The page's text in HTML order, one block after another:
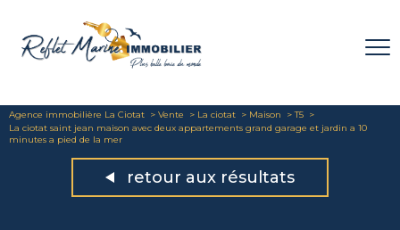
Agence immobilière La Ciotat Vente La ciotat Maison
T5
La ciotat saint jean maison avec deux appartements grand garage et jardin a 10
minutes a pied de la mer
retour aux résultats